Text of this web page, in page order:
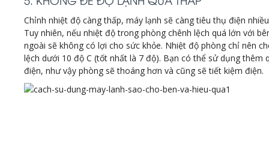
Chỉnh nhiệt độ càng thấp, máy lạnh sẽ càng tiêu thụ điện
Tuy nhiên, nếu nhiệt độ trong phòng chênh lệch quá lớn với
ngoài sẽ không có lợi cho sức khỏe. Nhiệt độ phòng chỉ nên
lệch dưới 10 độ C (tốt nhất là 7 độ). Bạn có thể sử dụng thêm
điện, như vậy phòng sẽ thoáng hơn và cũng sẽ tiết kiệm điện.